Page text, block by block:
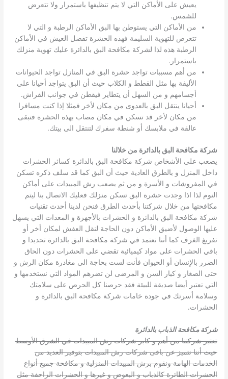
يعيش على الأماكن التي لا يتم تنظيفها باستمرار ولا تتعرض
للشمس.
من الأماكن التي يستوطن بها البق الأماكن الرطبة و التي لا
تتعرض للتهوية السليمة فهذه الحشرة تفضل العيش في الأماكن
الرطبة هذه لذا لشركة مكافحة البق بالدائرة عليك تهوية منزلك
باستمرار.
من أهم مسببات تواجد حشرة البق في المنازل تواجد الحيوانات
الأليفة بها مثل القطط و الكلاب حيث أن البق يتواجد أحيانا على
أجسامهم و من السهل أن يتطاير فيقطن في جوانب الفراش.
أحيانا ينتقل البق بالعدوى من مكان لأخر فمثلا إذا كنت مسافرا
من مكان لأخر قد تسكن في مكان مصاب بهذه الحشرة فتبقى
عالقة في ملابسك أو شنطة سفرك لتنتقل الى بيتك.
شركة مكافحة البق بالدائرة من خلالنا
يصعب على الأشخاص شركة مكافحة البق بالدائرة كسائر الحشرات
داخل المنزل و بالطرق العادية حيث أن البق كما قد سلف ذكره تسكن
في المفروشات و الأسرة و من ثم يصعب رش المبيدات على أماكن
النوم لذا اذا وجدت حشرة البق تسكن منزلك فعليك الاتصال بنا ليتم
مكافحتها من خلال شركتنا بأحدث الطرق فنحن لدينا أحدث تقنيات
شركة مكافحة البق بالدائرة و الحشرات بالأجهزة و المعدات التي يسهل
عليها الوصول لأضيق الأماكن دون الحاجة لنقل العفش لمكان أخر أو
تفريغ الغرف كما أننا نعتمد في شركة مكافحة البق بالدائرة تحديدا و
باقي الحشرات على مواد كيميائية تقضي على الحشرات دون الحاق
الضرر بالإنسان أو الحيوان فأنت لست بحاجة الى مغادرة مكان الرش و
حتى الصغار و كبار السن و المرضى لن تضرهم المواد التي نستخدمها و
التي تعتبر أيضا صديقة للبيئة فقد حرصنا كل الحرص على سلامتك
وسلامة أسرتك في جودة خامات شركة مكافحة البق بالدائرة و
الحشرات.
شركة مكافحة الذباب بالدائرة
تعتبر شركتنا من أهم و كابر شركات رش المبيدات في الشرق الأوسط
حيث أننا نتميز عن باقى شركات رش المبيدات بتوفير العديد من
الخدمات الهامة ونقوم برش المبيدات المنزلية و مكافحة جميع أنواع
الحشرات الطائرة كالذباب و البعوض و غيرها و الحشرات الزاحفة مثل